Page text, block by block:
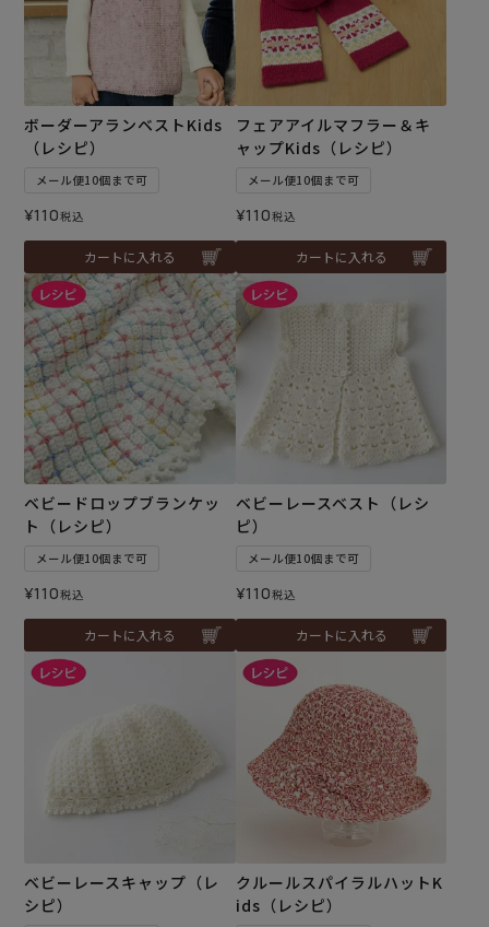
ボーダーアランベストKids
（レシピ）
メール便10個まで可
¥110税込
カートに入れる
フェアアイルマフラー＆キ
ャップKids（レシピ）
メール便10個まで可
¥110税込
カートに入れる
ベビードロップブランケッ
ト（レシピ）
メール便10個まで可
¥110税込
カートに入れる
ベビーレースベスト（レシ
ピ）
メール便10個まで可
¥110税込
カートに入れる
ベビーレースキャップ（レ
シピ）
クルールスパイラルハットK
ids（レシピ）